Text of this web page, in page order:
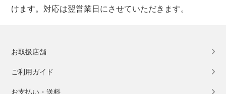
けます。対応は翌営業日にさせていただきます。
お取扱店舗
ご利用ガイド
お支払い・送料